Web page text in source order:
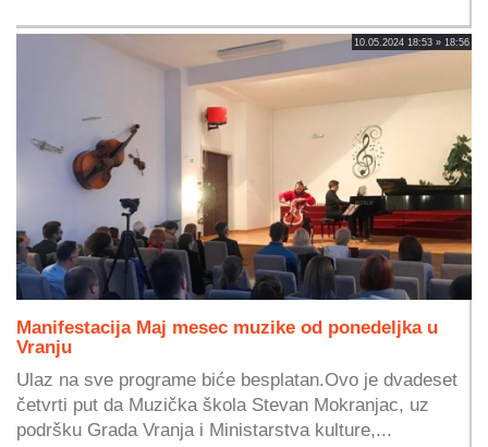
10.05.2024 18:53 » 18:56
Manifestacija Maj mesec muzike od ponedeljka u
Vranju
Ulaz na sve programe biće besplatan.Ovo je dvadeset
četvrti put da Muzička škola Stevan Mokranjac, uz
podršku Grada Vranja i Ministarstva kulture,...